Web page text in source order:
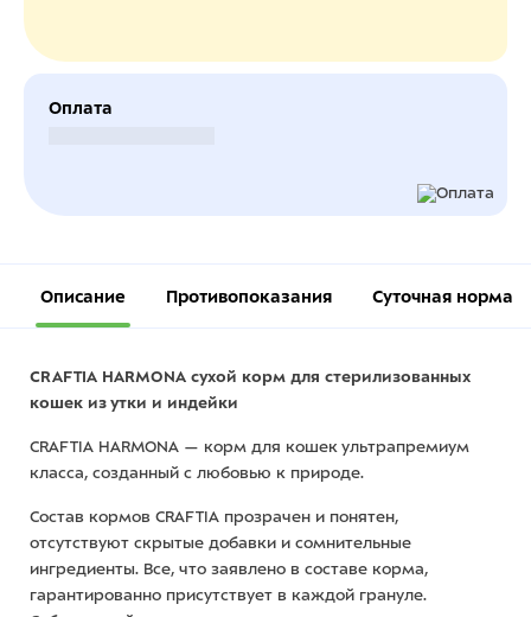
Оплата
Описание Противопоказания Суточная норма
CRAFTIA HARMONA сухой корм для стерилизованных
кошек из утки и индейки
CRAFTIA HARMONA — корм для кошек ультрапремиум
класса, созданный с любовью к природе.
Состав кормов CRAFTIA прозрачен и понятен,
отсутствуют скрытые добавки и сомнительные
ингредиенты. Все, что заявлено в составе корма,
гарантированно присутствует в каждой грануле.